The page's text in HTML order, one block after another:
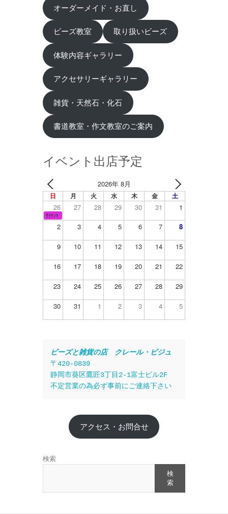
オーダーメイド・お直し
ビーズ教室 取り扱いビーズ
体験内容ギャラリー
アクセサリーギャラリー
雑貨・天然石・化石
書道教室・作文教室のご案内
イベント出店予定
2026年 8月
日 月 火 水 木 金 土
26 27 28 29 30 31 1
ｻｸﾗﾉｷ
2 3 4 5 6 7 8
9 10 11 12 13 14 15
16 17 18 19 20 21 22
23 24 25 26 27 28 29
30 31 1 2 3 4 5
ビーズと雑貨の店　クレール・ビジュ
〒420-0839
静岡市葵区鷹匠3丁目2-1富士ビル2F
不定営業の為必ず事前にご連絡下さい
アクセス・お問合せ
検索
検
索